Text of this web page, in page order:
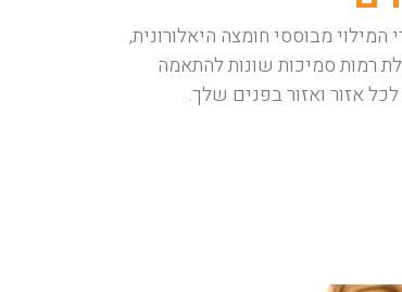
מבוססי חומצה היאלורונית,
רמות סמיכות שונות להתאמה
אזור ואזור בפנים שלך.